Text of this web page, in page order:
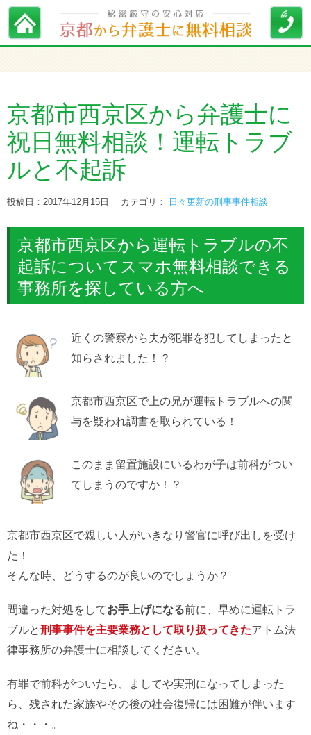
京都市西京区から弁護士に
祝日無料相談！運転トラブ
ルと不起訴
投稿日：2017年12月15日 カテゴリ： 日々更新の刑事事件相談
京都市西京区から運転トラブルの不
起訴についてスマホ無料相談できる
事務所を探している方へ
近くの警察から夫が犯罪を犯してしまったと
知らされました！？
京都市西京区で上の兄が運転トラブルへの関
与を疑われ調書を取られている！
このまま留置施設にいるわが子は前科がつい
てしまうのですか！？
京都市西京区で親しい人がいきなり警官に呼び出しを受け
た！
そんな時、どうするのが良いのでしょうか？
間違った対処をしてお手上げになる前に、早めに運転トラ
ブルと刑事事件を主要業務として取り扱ってきたアトム法
律事務所の弁護士に相談してください。
有罪で前科がついたら、ましてや実刑になってしまった
ら、残された家族やその後の社会復帰には困難が伴います
ね・・・。